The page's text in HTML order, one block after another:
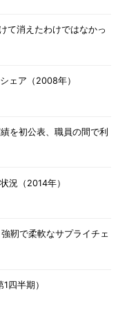
て消えたわけではなかっ
ェア（2008年）
を初公表、職員の間で利
況（2014年）
靭で柔軟なサプライチェ
四半期）